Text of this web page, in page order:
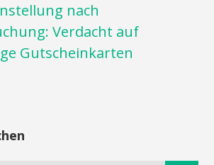
nach
Verdacht auf
Gutscheinkarten